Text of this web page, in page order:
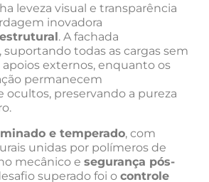
leveza visual e transparência
inovadora
. A fachada
, suportando todas as cargas sem
externos, enquanto os
permanecem
preservando a pureza
e temperado, com
unidas por polímeros de
mecânico e segurança pós-
superado foi o controle